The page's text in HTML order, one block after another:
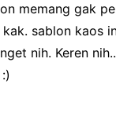
memang gak
sablon kaos
nih. Keren